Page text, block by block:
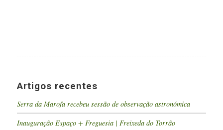
Artigos recentes
Serra da Marofa recebeu sessão de observação astronómica
Inauguração Espaço + Freguesia | Freixeda do Torrão